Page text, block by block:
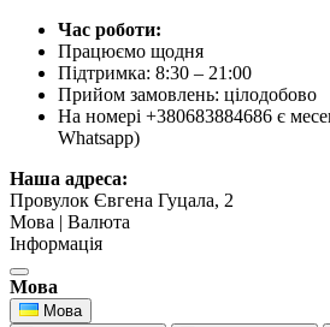
Час роботи:
Працюємо щодня
Підтримка: 8:30 – 21:00
Прийом замовлень: цілодобово
На номері +380683884686 є
Whatsapp)
Наша адреса:
Провулок Євгена Гуцала, 2
Мова | Валюта
Інформація
Мова
Мова